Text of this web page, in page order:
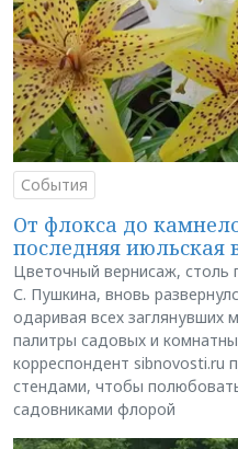
События
От флокса до
последняя июльская
Цветочный вернисаж, столь
С. Пушкина, вновь
одаривая всех заглянувших
палитры садовых и
корреспондент sibnovosti.ru
стендами, чтобы
садовниками флорой